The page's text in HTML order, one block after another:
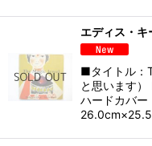
エディス・
■タイトル：
と思います
ハードカバー